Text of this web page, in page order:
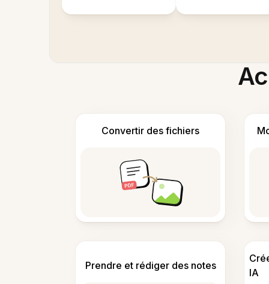
Convertir des fichiers
Prendre et rédiger des notes
IA